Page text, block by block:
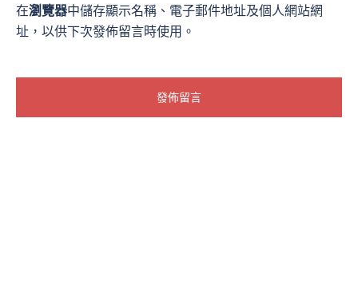
在瀏覽器中儲存顯示名稱、電子郵件地址及個人網站網
址，以供下次發佈留言時使用。